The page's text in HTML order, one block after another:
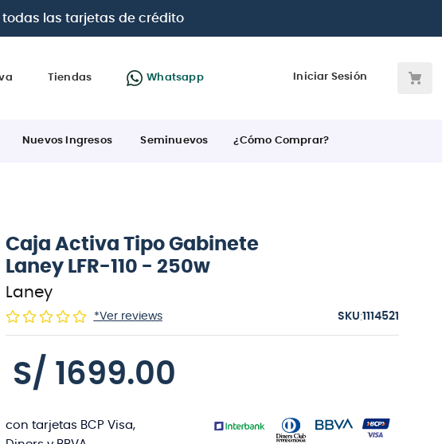
Tiendas Whatsapp Iniciar Sesión
Nuevos Ingresos Seminuevos ¿Cómo Comprar?
Caja Activa Tipo Gabinete
Laney LFR-110 - 250w
Laney
*Ver reviews :1114521
S/ 1699.00
con tarjetas BCP Visa,